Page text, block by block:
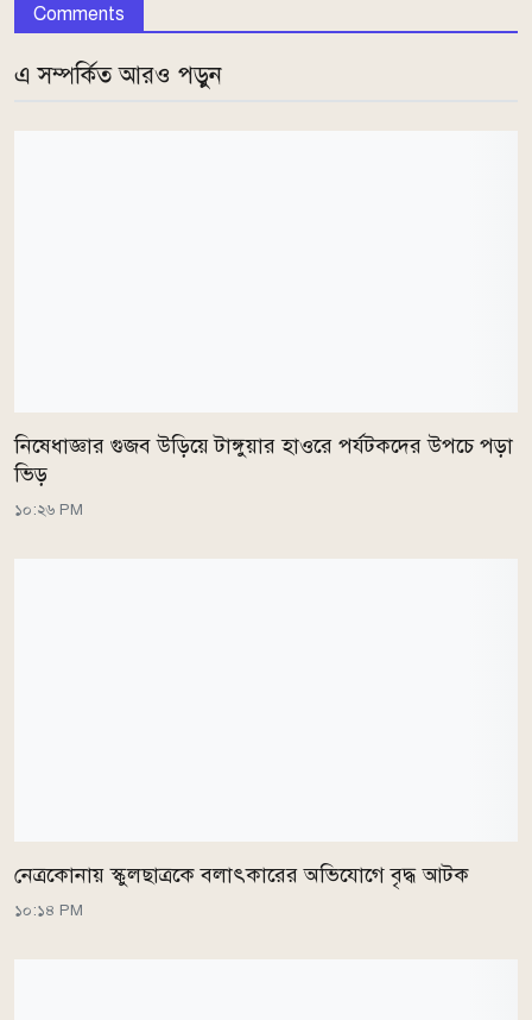
Comments
এ সম্পর্কিত আরও পড়ুন
নিষেধাজ্ঞার গুজব উড়িয়ে টাঙ্গুয়ার হাওরে পর্যটকদের উপচে পড়া
ভিড়
১০:২৬ PM
নেত্রকোনায় স্কুলছাত্রকে বলাৎকারের অভিযোগে বৃদ্ধ আটক
১০:১৪ PM